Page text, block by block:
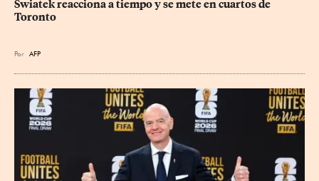
Swiatek reacciona a tiempo y se mete en cuartos de
Toronto
Por AFP